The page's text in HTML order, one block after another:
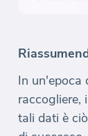
In un'epoca
raccogliere,
tali dati è